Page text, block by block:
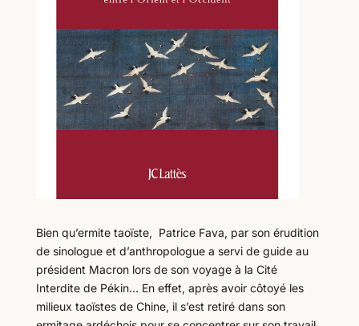
Bien qu’ermite taoïste, Patrice Fava, par son érudition
de sinologue et d’anthropologue a servi de guide au
président Macron lors de son voyage à la Cité
Interdite de Pékin… En effet, après avoir côtoyé les
milieux taoïstes de Chine, il s’est retiré dans son